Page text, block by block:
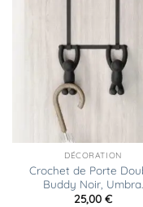
DÉCORATION
Crochet de Porte
Buddy Noir, Umbra.
25,00 €